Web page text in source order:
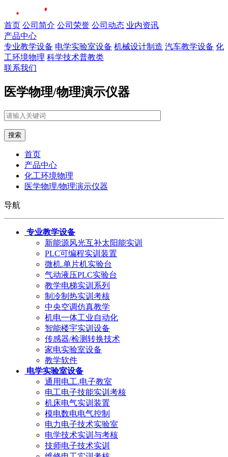
首页 公司简介 公司荣誉 公司动态 业内资讯
产品中心
专业教学设备 电学实验室设备 机械设计制造 汽车教学设备 化
工环境物理 科学技术普教类
联系我们
医学物理/物理演示仪器
搜索
首页
产品中心
化工环境物理
医学物理/物理演示仪器
导航
专业教学设备
新能源风光互补太阳能实训
PLC可编程实训装置
微机.单片机实验台
气动液压PLC实验台
教学电梯实训系列
制冷制热实训考核
中央空调仿真教学
机电一体工业自动化
智能楼宇实训设备
传感器/检测转换技术
家电实验室设备
教学软件
电学实验室设备
通用电工.电子教室
电工电子技能实训考核
机床电气实训装置
模电数电电气控制
电力电子技术实验室
电学技术实训与考核
技师电子技术实训